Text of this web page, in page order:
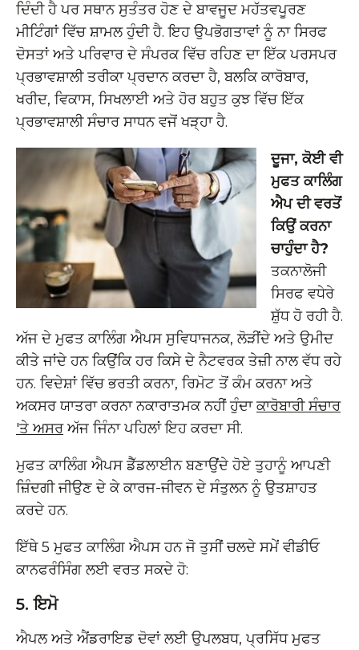
ਦਿੰਦੀ ਹੈ ਪਰ ਸਥਾਨ ਸੁਤੰਤਰ ਹੋਣ ਦੇ ਬਾਵਜੂਦ ਮਹੱਤਵਪੂਰਣ
ਮੀਟਿੰਗਾਂ ਵਿੱਚ ਸ਼ਾਮਲ ਹੁੰਦੀ ਹੈ. ਇਹ ਉਪਭੋਗਤਾਵਾਂ ਨੂੰ ਨਾ ਸਿਰਫ
ਦੋਸਤਾਂ ਅਤੇ ਪਰਿਵਾਰ ਦੇ ਸੰਪਰਕ ਵਿੱਚ ਰਹਿਣ ਦਾ ਇੱਕ ਪਰਸਪਰ
ਪ੍ਰਭਾਵਸ਼ਾਲੀ ਤਰੀਕਾ ਪ੍ਰਦਾਨ ਕਰਦਾ ਹੈ, ਬਲਕਿ ਕਾਰੋਬਾਰ,
ਖਰੀਦ, ਵਿਕਾਸ, ਸਿਖਲਾਈ ਅਤੇ ਹੋਰ ਬਹੁਤ ਕੁਝ ਵਿੱਚ ਇੱਕ
ਪ੍ਰਭਾਵਸ਼ਾਲੀ ਸੰਚਾਰ ਸਾਧਨ ਵਜੋਂ ਖੜ੍ਹਾ ਹੈ.
ਦੂਜਾ, ਕੋਈ ਵੀ
ਮੁਫਤ ਕਾਲਿੰਗ
ਐਪ ਦੀ ਵਰਤੋਂ
ਕਿਉਂ ਕਰਨਾ
ਚਾਹੁੰਦਾ ਹੈ?
ਤਕਨਾਲੋਜੀ
ਸਿਰਫ ਵਧੇਰੇ
ਸ਼ੁੱਧ ਹੋ ਰਹੀ ਹੈ.
ਅੱਜ ਦੇ ਮੁਫਤ ਕਾਲਿੰਗ ਐਪਸ ਸੁਵਿਧਾਜਨਕ, ਲੋੜੀਂਦੇ ਅਤੇ ਉਮੀਦ
ਕੀਤੇ ਜਾਂਦੇ ਹਨ ਕਿਉਂਕਿ ਹਰ ਕਿਸੇ ਦੇ ਨੈਟਵਰਕ ਤੇਜ਼ੀ ਨਾਲ ਵੱਧ ਰਹੇ
ਹਨ. ਵਿਦੇਸ਼ਾਂ ਵਿੱਚ ਭਰਤੀ ਕਰਨਾ, ਰਿਮੋਟ ਤੋਂ ਕੰਮ ਕਰਨਾ ਅਤੇ
ਅਕਸਰ ਯਾਤਰਾ ਕਰਨਾ ਨਕਾਰਾਤਮਕ ਨਹੀਂ ਹੁੰਦਾਕਾਰੋਬਾਰੀ ਸੰਚਾਰ
'ਤੇ ਅਸਰਅੱਜ ਜਿੰਨਾ ਪਹਿਲਾਂ ਇਹ ਕਰਦਾ ਸੀ.
ਮੁਫਤ ਕਾਲਿੰਗ ਐਪਸ ਡੈੱਡਲਾਈਨ ਬਣਾਉਂਦੇ ਹੋਏ ਤੁਹਾਨੂੰ ਆਪਣੀ
ਜ਼ਿੰਦਗੀ ਜੀਉਣ ਦੇ ਕੇ ਕਾਰਜ-ਜੀਵਨ ਦੇ ਸੰਤੁਲਨ ਨੂੰ ਉਤਸ਼ਾਹਤ
ਕਰਦੇ ਹਨ.
ਇੱਥੇ 5 ਮੁਫਤ ਕਾਲਿੰਗ ਐਪਸ ਹਨ ਜੋ ਤੁਸੀਂ ਚਲਦੇ ਸਮੇਂ ਵੀਡੀਓ
ਕਾਨਫਰੰਸਿੰਗ ਲਈ ਵਰਤ ਸਕਦੇ ਹੋ:
5. ਇਮੋ
ਐਪਲ ਅਤੇ ਐਂਡਰਾਇਡ ਦੋਵਾਂ ਲਈ ਉਪਲਬਧ, ਪ੍ਰਸਿੱਧ ਮੁਫਤ